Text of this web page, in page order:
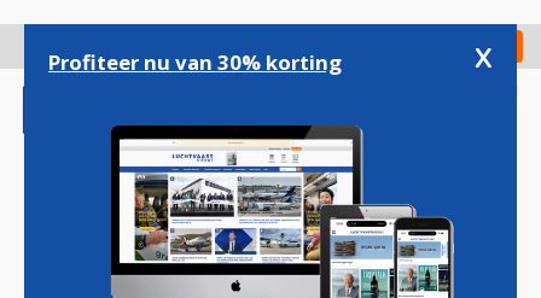
gaan
Check in
Magazine Podcasts Vacatures
Profiteer nu van 30% korting x